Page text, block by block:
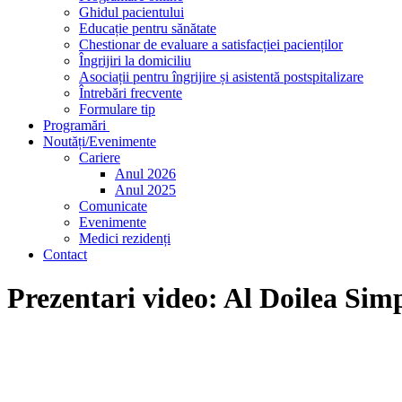
Ghidul pacientului
Educație pentru sănătate
Chestionar de evaluare a satisfacției pacienților
Îngrijiri la domiciliu
Asociații pentru îngrijire și asistentă postspitalizare
Întrebări frecvente
Formulare tip
Programări
Noutăți/Evenimente
Cariere
Anul 2026
Anul 2025
Comunicate
Evenimente
Medici rezidenți
Contact
to
Prezentari video: Al Doilea